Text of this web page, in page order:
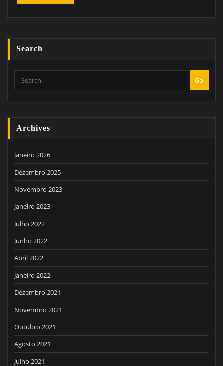
Search
Go
Archives
Janeiro 2026
Dezembro 2025
Novembro 2023
Janeiro 2023
Julho 2022
Junho 2022
Abril 2022
Janeiro 2022
Dezembro 2021
Novembro 2021
Outubro 2021
Agosto 2021
Julho 2021